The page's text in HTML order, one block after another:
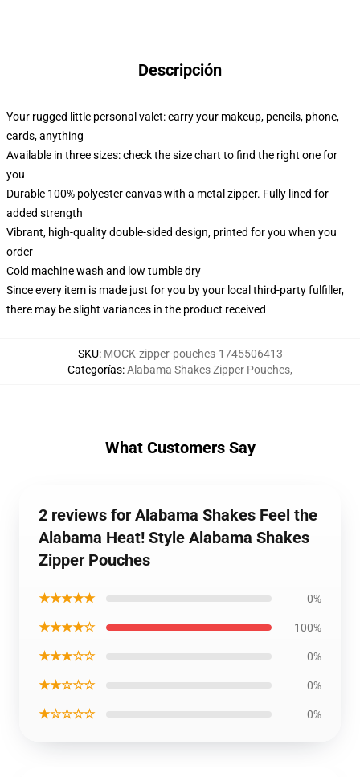
Descripción
Your rugged little personal valet: carry your makeup, pencils, phone,
cards, anything
Available in three sizes: check the size chart to find the right one for
you
Durable 100% polyester canvas with a metal zipper. Fully lined for
added strength
Vibrant, high-quality double-sided design, printed for you when you
order
Cold machine wash and low tumble dry
Since every item is made just for you by your local third-party fulfiller,
there may be slight variances in the product received
SKU: MOCK-zipper-pouches-1745506413
Categorías:Alabama Shakes Zipper Pouches,
What Customers Say
2 reviews for Alabama Shakes Feel the
Alabama Heat! Style Alabama Shakes
Zipper Pouches
★★★★★ 0%
★★★★☆ 100%
★★★☆☆ 0%
★★☆☆☆ 0%
★☆☆☆☆ 0%